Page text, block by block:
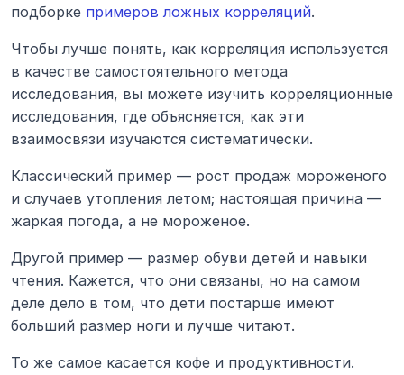
подборке примеров ложных корреляций.
Чтобы лучше понять, как корреляция используется
в качестве самостоятельного метода
исследования, вы можете изучить корреляционные
исследования, где объясняется, как эти
взаимосвязи изучаются систематически.
Классический пример — рост продаж мороженого
и случаев утопления летом; настоящая причина —
жаркая погода, а не мороженое.
Другой пример — размер обуви детей и навыки
чтения. Кажется, что они связаны, но на самом
деле дело в том, что дети постарше имеют
больший размер ноги и лучше читают.
То же самое касается кофе и продуктивности.